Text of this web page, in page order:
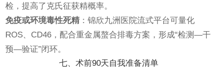
检，提高了克氏征获精概率。
免疫或环境毒性死精 ：锦欣九洲医院流式平台可量化
ROS、CD46，配合重金属螯合排毒方案，形成“检测—干
预—验证”闭环。
七、术前90天自我准备清单